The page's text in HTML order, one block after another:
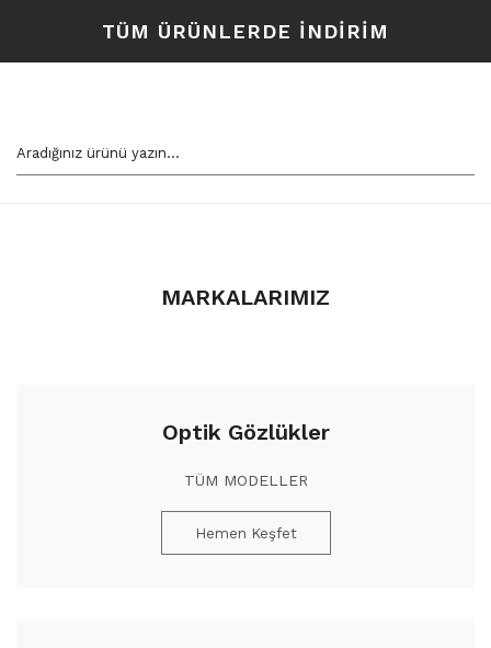
TÜM ÜRÜNLERDE İNDİRİM
MARKALARIMIZ
Optik Gözlükler
TÜM MODELLER
Hemen Keşfet